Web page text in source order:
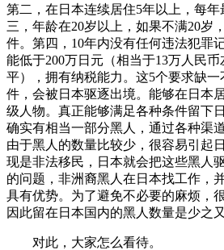
第二，在日本连续居住5年以上，每
三，年龄在20岁以上，如果不满20岁
件。第四，10年内没有任何违法犯罪
能低于200万日元（相当于13万人民
平），拥有纳税能力。这5个要求缺
件，会被日本驱逐出境。能够在日本
级人物。真正能够满足各种条件留下
确实有相当一部分黑人，通过各种渠
由于黑人的数量比较少，很容易引起
现是非法移民，日本就会把这些黑人
的问题，非洲裔黑人在日本找工作，
具有优势。为了避免不必要的麻烦，
因此留在日本国内的黑人数量是少之
对此，大家怎么看待。